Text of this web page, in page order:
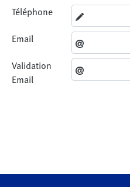
Téléphone
Email
Validation
Email